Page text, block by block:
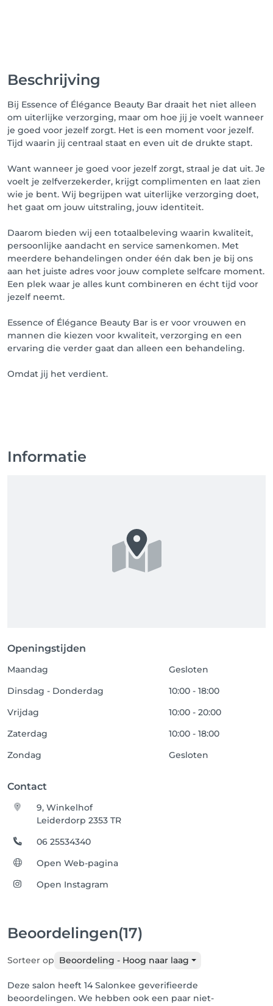
Beschrijving
Bij Essence of Élégance Beauty Bar draait het niet alleen
om uiterlijke verzorging, maar om hoe jij je voelt wanneer
je goed voor jezelf zorgt. Het is een moment voor jezelf.
Tijd waarin jij centraal staat en even uit de drukte stapt.
Want wanneer je goed voor jezelf zorgt, straal je dat uit. Je
voelt je zelfverzekerder, krijgt complimenten en laat zien
wie je bent. Wij begrijpen wat uiterlijke verzorging doet,
het gaat om jouw uitstraling, jouw identiteit.
Daarom bieden wij een totaalbeleving waarin kwaliteit,
persoonlijke aandacht en service samenkomen. Met
meerdere behandelingen onder één dak ben je bij ons
aan het juiste adres voor jouw complete selfcare moment.
Een plek waar je alles kunt combineren en écht tijd voor
jezelf neemt.
Essence of Élégance Beauty Bar is er voor vrouwen en
mannen die kiezen voor kwaliteit, verzorging en een
ervaring die verder gaat dan alleen een behandeling.
Omdat jij het verdient.
Informatie
Openingstijden
Maandag
Gesloten
Dinsdag - Donderdag
10:00 - 18:00
Vrijdag
10:00 - 20:00
Zaterdag
10:00 - 18:00
Zondag
Gesloten
Contact
9, Winkelhof
Leiderdorp 2353 TR
06 25534340
Open Web-pagina
Open Instagram
Beoordelingen(17)
Sorteer op Beoordeling - Hoog naar laag
Deze salon heeft 14 Salonkee geverifieerde
beoordelingen. We hebben ook een paar niet-